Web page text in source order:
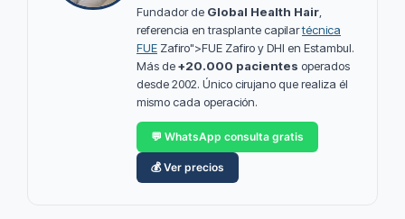
Fundador de Global Health Hair
referencia en trasplante capilartécnica
FUE Zafiro">FUE Zafiro y DHI en Estambul.
Más de+20.000 pacientes operados
desde 2002. Único cirujano que realiza él
mismo cada operación.
💬 WhatsApp consulta gratis
💰 Ver precios